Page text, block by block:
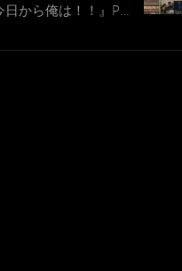
日から俺は！！』PR